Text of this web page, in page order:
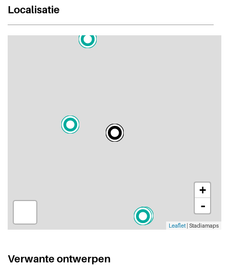
Localisatie
+
-
Leaflet | Stadiamaps
Verwante ontwerpen